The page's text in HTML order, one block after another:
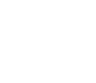
vor
Im Falle
eine
später als
Mietpreises